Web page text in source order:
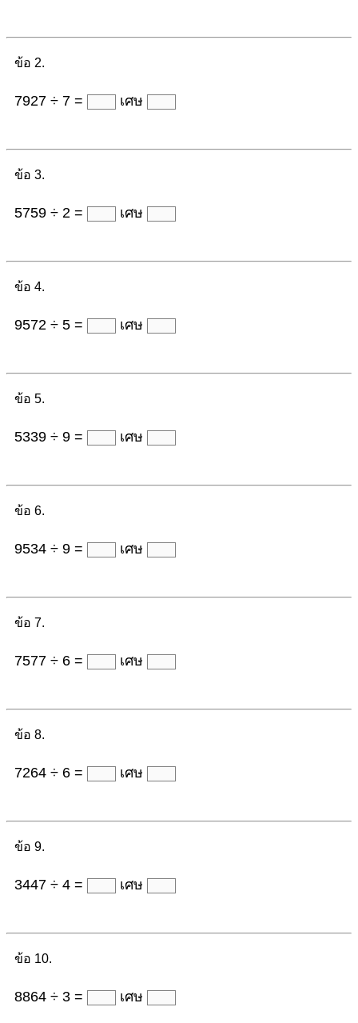
ข้อ 2.
7927 ÷ 7 = เศษ
ข้อ 3.
5759 ÷ 2 = เศษ
ข้อ 4.
9572 ÷ 5 = เศษ
ข้อ 5.
5339 ÷ 9 = เศษ
ข้อ 6.
9534 ÷ 9 = เศษ
ข้อ 7.
7577 ÷ 6 = เศษ
ข้อ 8.
7264 ÷ 6 = เศษ
ข้อ 9.
3447 ÷ 4 = เศษ
ข้อ 10.
8864 ÷ 3 = เศษ